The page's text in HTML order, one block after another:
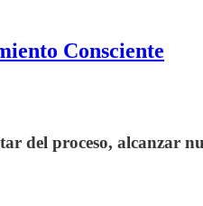
Consciente
del proceso, alcanzar